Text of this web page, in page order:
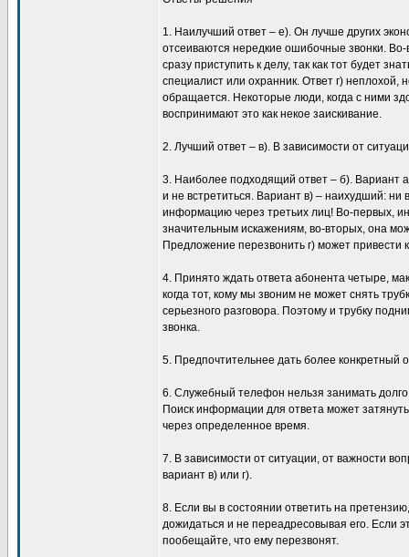
1. Наилучший ответ – е). Он лучше других
отсеиваются нередкие ошибочные звонки.
сразу приступить к делу, так как тот будет
специалист или охранник. Ответ г) неплохой,
обращается. Некоторые люди, когда с ними
воспринимают это как некое заискивание.
2. Лучший ответ – в). В зависимости от
3. Наиболее подходящий ответ – б). Вариант
и не встретиться. Вариант в) – наихудший: ни
информацию через третьих лиц! Во-первых,
значительным искажениям, во-вторых, она
Предложение перезвонить г) может привести
4. Принято ждать ответа абонента четыре,
когда тот, кому мы звоним не может снять
серьезного разговора. Поэтому и трубку
звонка.
5. Предпочтительнее дать более конкретный
6. Служебный телефон нельзя занимать
Поиск информации для ответа может
через определенное время.
7. В зависимости от ситуации, от важности
вариант в) или г).
8. Если вы в состоянии ответить на
дожидаться и не переадресовывая его. Если
пообещайте, что ему перезвонят.